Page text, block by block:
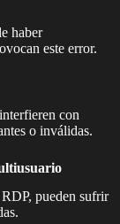
haber
este error.
con
o inválidas.
pueden sufrir